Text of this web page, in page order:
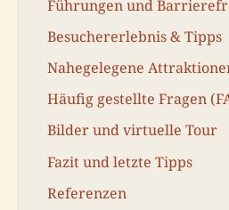
Führungen und
Besuchererlebnis & Tipps
Nahegelegene
Häufig gestellte Fragen
Bilder und virtuelle Tour
Fazit und letzte Tipps
Referenzen